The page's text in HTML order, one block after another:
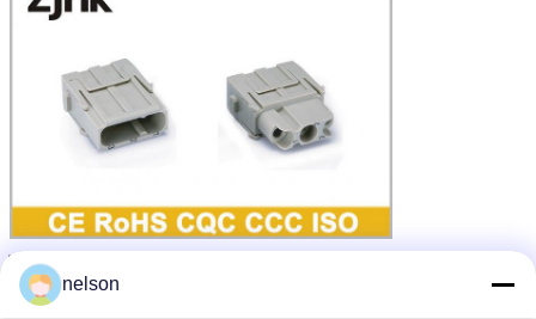
ট্যাগ:ভারী শুল্ক পাওয়ার সংযোগকারী
ভারী শুল্ক ডিসি সংযোগকারী
nelson